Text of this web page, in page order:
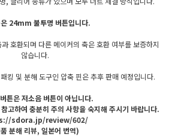
24mm 불투명 버튼입니다.
호환되며 다른 메이커의 축은 호환 여부를 보증하지
않습니다.
킹 및 분해 도구인 압축 핀은 추후 판매 예정입니다.
튼은 저소음 버튼이 아닙니다.
고하여 충분히 주의 사항을 숙지해 주시기 바랍니다.
sdora.jp/review/602/
분해 리뷰, 일본어 번역)